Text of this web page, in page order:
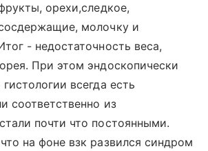
орехи,следкое,
молочку и
- недостаточность веса,
При этом эндоскопически
всегда есть
соответственно из
почти что постоянными.
на фоне взк развился синдром